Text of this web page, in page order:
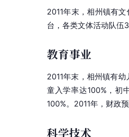
2011年末，相州镇有
台，各类文体活动队伍
教育事业
2011年末，相州镇有
童入学率达100%，初
100%。2011年，财政
科学技术